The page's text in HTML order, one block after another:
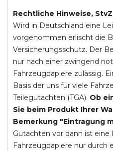
Rechtliche Hinweise,
Wird in Deutschland eine
vorgenommen erlischt die
Versicherungsschutz. Der
nur nach einer zwingend
Fahrzeugpapiere zulässig.
Basis der uns für viele
Teilegutachten (TGA). Ob
Sie beim Produkt Ihrer
Bemerkung "Eintragung
Gutachten vor dann ist eine
Fahrzeugpapiere nur durch